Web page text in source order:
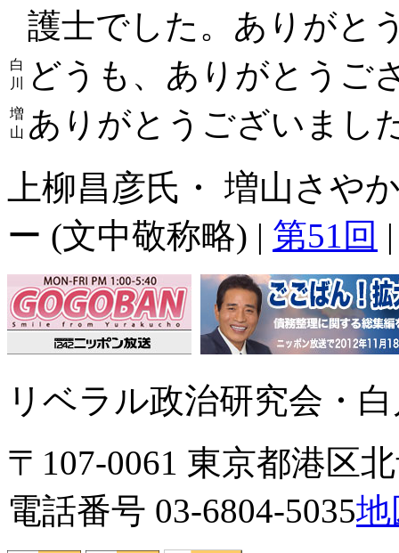
護士でした。ありがと
白
川
どうも、ありがとうご
増
山 ありがとうございまし
上柳昌彦氏・ 増山さや
ー (文中敬称略) | 第51回
リベラル政治研究会・
〒107-0061 東京都港区
電話番号 03-6804-5035地